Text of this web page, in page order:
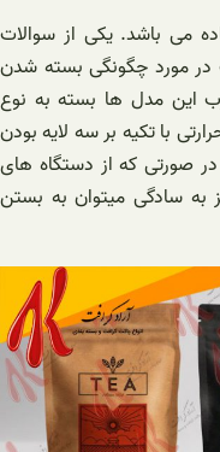
می باشد. یکی از سوالات
در مورد چگونگی بسته شدن
این مدل ها بسته به نوع
با تکیه بر سه لایه بودن
صورتی که از دستگاه های
به سادگی میتوان به بستن